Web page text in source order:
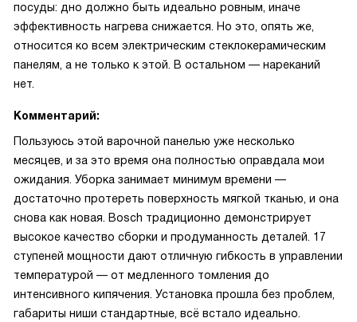
посуды: дно должно быть идеально ровным, иначе
эффективность нагрева снижается. Но это, опять же,
относится ко всем электрическим стеклокерамическим
панелям, а не только к этой. В остальном — нареканий
нет.
Комментарий:
Пользуюсь этой варочной панелью уже несколько
месяцев, и за это время она полностью оправдала мои
ожидания. Уборка занимает минимум времени —
достаточно протереть поверхность мягкой тканью, и она
снова как новая. Bosch традиционно демонстрирует
высокое качество сборки и продуманность деталей. 17
ступеней мощности дают отличную гибкость в управлении
температурой — от медленного томления до
интенсивного кипячения. Установка прошла без проблем,
габариты ниши стандартные, всё встало идеально.